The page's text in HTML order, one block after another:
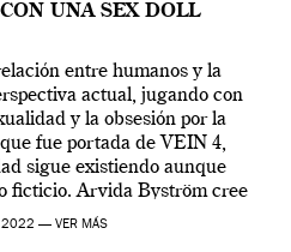
UNA SEX DOLL
entre humanos y la
actual, jugando con
y la obsesión por la
fue portada de VEIN 4,
sigue existiendo aunque
ficticio. Arvida Byström cree
un complejo […]
— VER MÁS